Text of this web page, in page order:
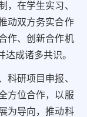
，在学生实习、
动双方务实合作
作、创新合作机
成诸多共识。
科研项目申报、
方位合作，以服
为导向，推动科